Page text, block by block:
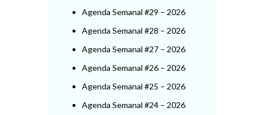
Agenda Semanal #29 – 2026
Agenda Semanal #28 – 2026
Agenda Semanal #27 – 2026
Agenda Semanal #26 – 2026
Agenda Semanal #25 – 2026
Agenda Semanal #24 – 2026